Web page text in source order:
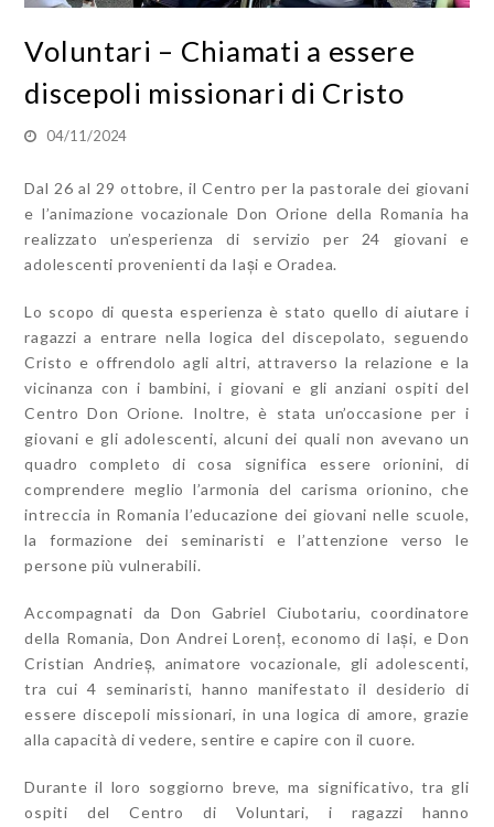
Voluntari – Chiamati a essere
discepoli missionari di Cristo
04/11/2024
Dal 26 al 29 ottobre, il Centro per la pastorale dei giovani
e l’animazione vocazionale Don Orione della Romania ha
realizzato un’esperienza di servizio per 24 giovani e
adolescenti provenienti da Iași e Oradea.
Lo scopo di questa esperienza è stato quello di aiutare i
ragazzi a entrare nella logica del discepolato, seguendo
Cristo e offrendolo agli altri, attraverso la relazione e la
vicinanza con i bambini, i giovani e gli anziani ospiti del
Centro Don Orione. Inoltre, è stata un’occasione per i
giovani e gli adolescenti, alcuni dei quali non avevano un
quadro completo di cosa significa essere orionini, di
comprendere meglio l’armonia del carisma orionino, che
intreccia in Romania l’educazione dei giovani nelle scuole,
la formazione dei seminaristi e l’attenzione verso le
persone più vulnerabili.
Accompagnati da Don Gabriel Ciubotariu, coordinatore
della Romania, Don Andrei Lorenț, economo di Iași, e Don
Cristian Andrieș, animatore vocazionale, gli adolescenti,
tra cui 4 seminaristi, hanno manifestato il desiderio di
essere discepoli missionari, in una logica di amore, grazie
alla capacità di vedere, sentire e capire con il cuore.
Durante il loro soggiorno breve, ma significativo, tra gli
ospiti del Centro di Voluntari, i ragazzi hanno